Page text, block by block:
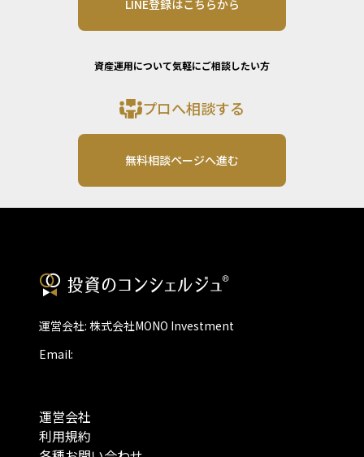
LINE登録はこちらから
資産運用について気軽にご相談したい方
プロへ相談する
無料相談ページへ進む
運営会社: 株式会社MONO Investment
Email:
運営会社
利用規約